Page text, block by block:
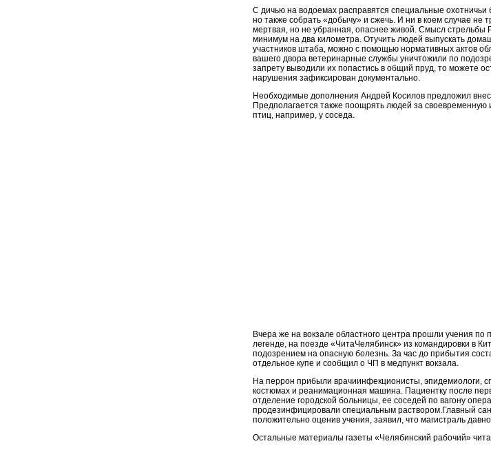
С дичью на водоемах расправятся специальные
но также собрать «добычу» и сжечь. И ни в коем случае не
мертвая, но не убранная, опаснее живой. Смысл стрельбы
минимум на два километра. Отучить людей выпускать
участников штаба, можно с помощью нормативных актов
вашего двора ветеринарные службы уничтожили по
запрету выводили их попастись в общий пруд, то можете
нарушения зафиксирован документально.
Необходимые дополнения Андрей Косилов предложил
Предполагается также поощрять людей за
птиц, например, у соседа.
Вчера же на вокзале областного центра прошли учения по
легенде, на поезде «ЧитаЧелябинск» из командировки в
подозрением на опасную болезнь. За час до прибытия
отдельное купе и сообщил о ЧП в медпункт вокзала.
На перрон прибыли врачиинфекционисты, эпидемиологи,
костюмах и реанимационная машина. Пациентку после
отделение городской больницы, ее соседей по вагону
продезинфицировали специальным раствором.Главный
положительно оценив учения, заявил, что магистраль
Остальные материалы газеты «Челябинский рабочий»